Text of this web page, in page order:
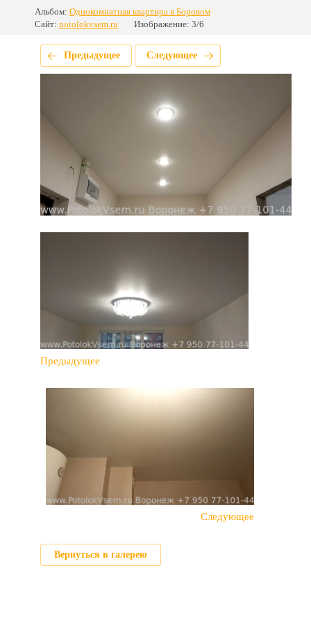
Альбом: Однокомнатная квартира в Боровом
Сайт: potolokvsem.ru Изображение: 3/6
Предыдущее Следующее
Предыдущее
Следующее
Вернуться в галерею